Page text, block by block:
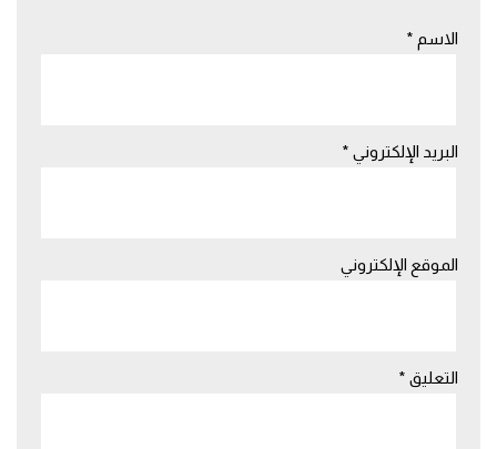
الاسم *
البريد الإلكتروني *
الموقع الإلكتروني
التعليق *